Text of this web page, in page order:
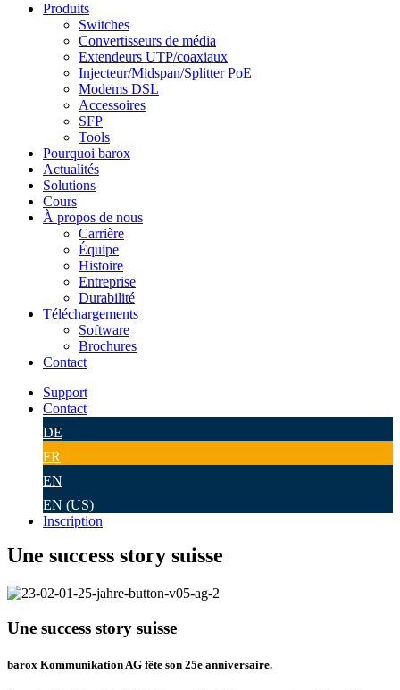
Produits
Switches
Convertisseurs de média
Extendeurs UTP/coaxiaux
Injecteur/Midspan/Splitter PoE
Modems DSL
Accessoires
SFP
Tools
Pourquoi barox
Actualités
Solutions
Cours
À propos de nous
Carrière
Équipe
Histoire
Entreprise
Durabilité
Téléchargements
Software
Brochures
Contact
Support
Contact
DE
FR
EN
EN (US)
Inscription
Une success story suisse
Une success story suisse
barox Kommunikation AG fête son 25e anniversaire.